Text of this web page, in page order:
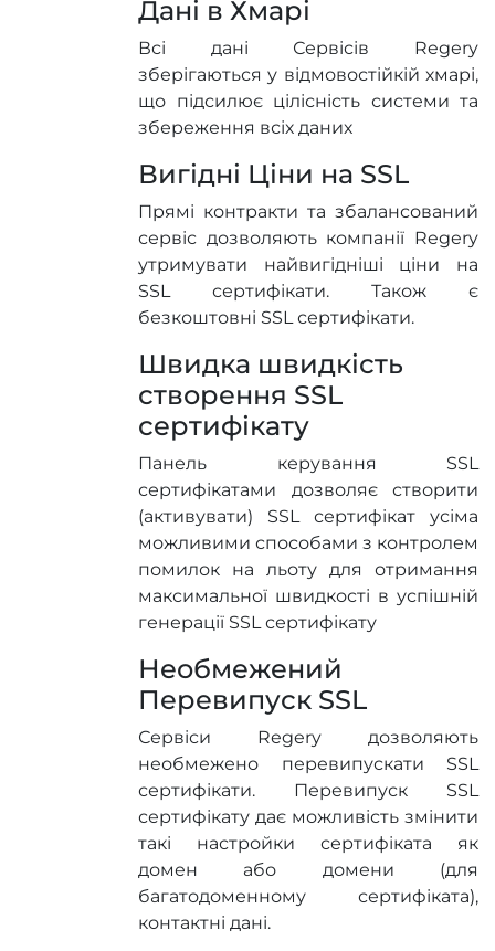
Дані в Хмарі
Всі дані Сервісів Regery
зберігаються у відмовостійкій хмарі,
що підсилює цілісність системи та
збереження всіх даних
Вигідні Ціни на SSL
Прямі контракти та збалансований
сервіс дозволяють компанії Regery
утримувати найвигідніші ціни на
SSL сертифікати. Також є
безкоштовні SSL сертифікати.
Швидка швидкість
створення SSL
сертифікату
Панель керування SSL
сертифікатами дозволяє створити
(активувати) SSL сертифікат усіма
можливими способами з контролем
помилок на льоту для отримання
максимальної швидкості в успішній
генерації SSL сертифікату
Необмежений
Перевипуск SSL
Сервіси Regery дозволяють
необмежено перевипускати SSL
сертифікати. Перевипуск SSL
сертифікату дає можливість змінити
такі настройки сертифіката як
домен або домени (для
багатодоменному сертифіката),
контактні дані.